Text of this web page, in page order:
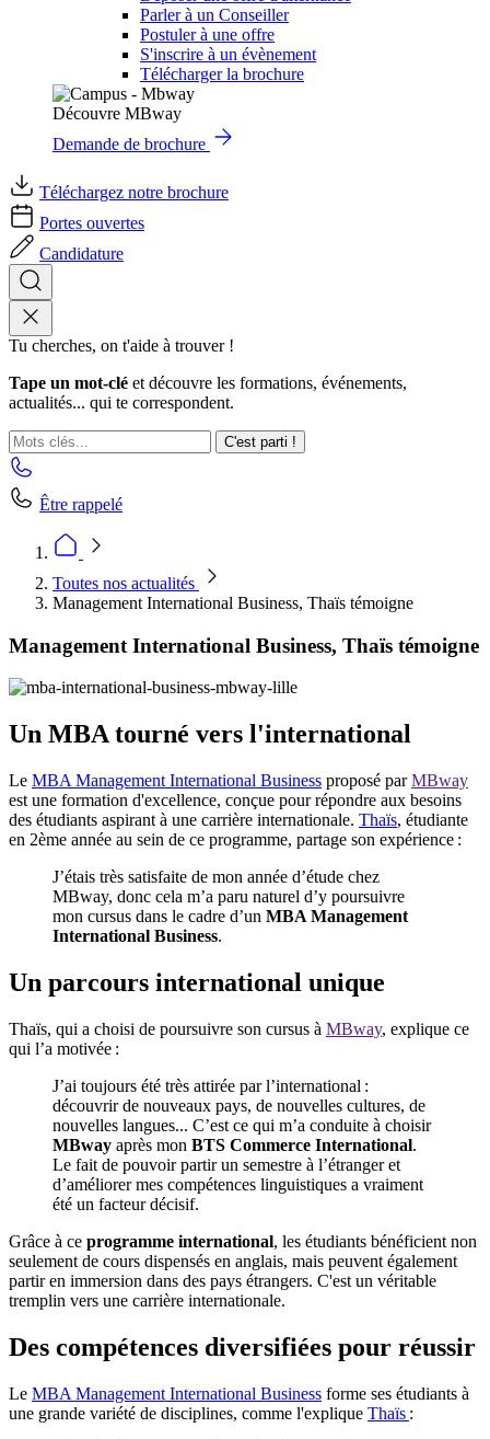
Parler à un Conseiller
Postuler à une offre
S'inscrire à un évènement
Télécharger la brochure
Découvre MBway
Demande de brochure
Téléchargez notre brochure
Portes ouvertes
Candidature
Tu cherches, on t'aide à trouver !
Tape un mot-clé et découvre les formations, événements,
actualités... qui te correspondent.
C'est parti !
Être rappelé
Toutes nos actualités
Management International Business, Thaïs témoigne
Management International Business, Thaïs témoigne
Un MBA tourné vers l'international
Le MBA Management International Business proposé parMBway
est une formation d'excellence, conçue pour répondre aux besoins
des étudiants aspirant à une carrière internationale. Thaïs, étudiante
en 2ème année au sein de ce programme, partage son expérience :
J’étais très satisfaite de mon année d’étude chez
MBway, donc cela m’a paru naturel d’y poursuivre
mon cursus dans le cadre d’un MBA Management
International Business.
Un parcours international unique
Thaïs, qui a choisi de poursuivre son cursus à MBway, explique ce
qui l’a motivée :
J’ai toujours été très attirée par l’international :
découvrir de nouveaux pays, de nouvelles cultures, de
nouvelles langues... C’est ce qui m’a conduite à choisir
MBway après mon BTS Commerce International.
Le fait de pouvoir partir un semestre à l’étranger et
d’améliorer mes compétences linguistiques a vraiment
été un facteur décisif.
Grâce à ce programme international, les étudiants bénéficient non
seulement de cours dispensés en anglais, mais peuvent également
partir en immersion dans des pays étrangers. C'est un véritable
tremplin vers une carrière internationale.
Des compétences diversifiées pour réussir
Le MBA Management International Business forme ses étudiants à
une grande variété de disciplines, comme l'explique Thaïs :